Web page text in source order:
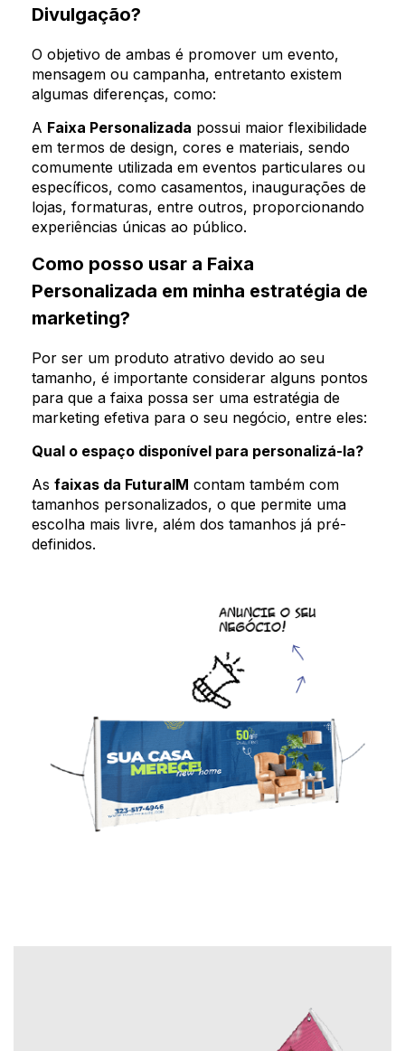
Divulgação?
O objetivo de ambas é promover um evento,
mensagem ou campanha, entretanto existem
algumas diferenças, como:
A Faixa Personalizada possui maior flexibilidade
em termos de design, cores e materiais, sendo
comumente utilizada em eventos particulares ou
específicos, como casamentos, inaugurações de
lojas, formaturas, entre outros, proporcionando
experiências únicas ao público.
Como posso usar a Faixa
Personalizada em minha estratégia de
marketing?
Por ser um produto atrativo devido ao seu
tamanho, é importante considerar alguns pontos
para que a faixa possa ser uma estratégia de
marketing efetiva para o seu negócio, entre eles:
Qual o espaço disponível para personalizá-la?
As faixas da FuturaIM contam também com
tamanhos personalizados, o que permite uma
escolha mais livre, além dos tamanhos já pré-
definidos.